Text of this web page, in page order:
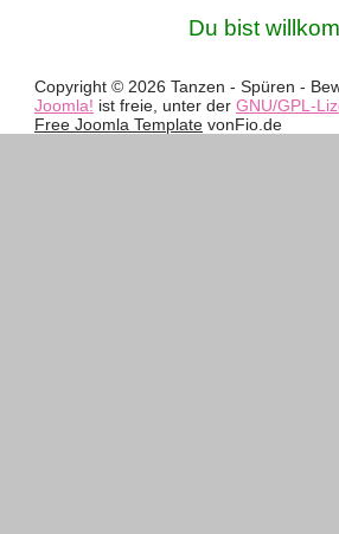
Du bist
Copyright © 2026 Tanzen - Spüren -
Joomla! ist freie, unter der GNU/GPL-
Free Joomla Template vonFio.de